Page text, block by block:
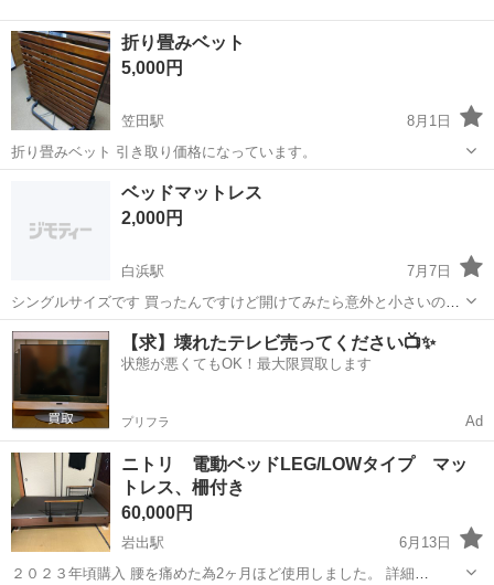
折り畳みベット
5,000円
笠田駅
8月1日
折り畳みベット 引き取り価格になっています。
笠田駅 ベッド
ベッドマットレス
2,000円
白浜駅
7月7日
シングルサイズです 買ったんですけど開けてみたら意外と小さいので
使ってないです！ 真空状態から開けたので膨らんでしまってます 使っ
てはいないのでスプリングも新品と変わらないです 和歌山白浜に住ん
でます
和歌山 西牟婁郡 白浜駅 シングル
【求】壊れたテレビ売ってください📺✨
状態が悪くてもOK！最大限買取します
プリフラ Ad
ニトリ 電動ベッドLEG/LOWタイプ マッ
トレス、柵付き
60,000円
岩出駅
6月13日
２０２３年頃購入 腰を痛めた為2ヶ月ほど使用しました。 詳細